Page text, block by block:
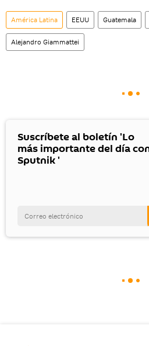
América Latina EEUU Guatemala
Alejandro Giammattei
Suscríbete al boletín 'Lo
más importante del día
Sputnik '